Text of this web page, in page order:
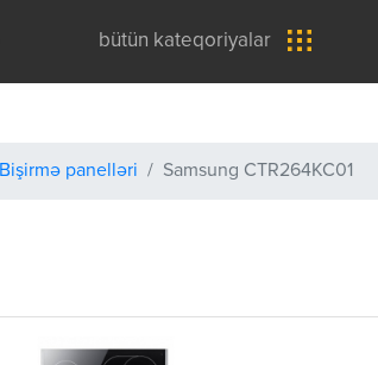
bütün kateqoriyalar
Bişirmə panelləri Samsung CTR264KC01